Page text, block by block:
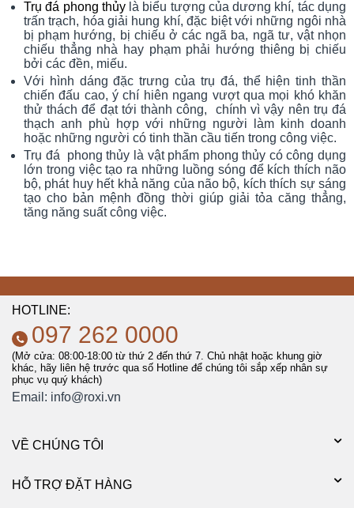
Trụ đá phong thủylà biểu tượng của dương khí, tác dụng
trấn trạch, hóa giải hung khí, đặc biệt với những ngôi nhà
bị phạm hướng, bị chiếu ở các ngã ba, ngã tư, vật nhọn
chiếu thẳng nhà hay phạm phải hướng thiêng bị chiếu
bởi các đền, miếu.
Với hình dáng đặc trưng của trụ đá, thể hiện tinh thần
chiến đấu cao, ý chí hiên ngang vượt qua mọi khó khăn
thử thách để đạt tới thành công, chính vì vậy nên trụ đá
thạch anh phù hợp với những người làm kinh doanh
hoặc những người có tinh thần cầu tiến trong công việc.
Trụ đá phong thủy là vật phẩm phong thủy có công dụng
lớn trong việc tạo ra những luồng sóng để kích thích não
bộ, phát huy hết khả năng của não bộ, kích thích sự sáng
tạo cho bản mệnh đồng thời giúp giải tỏa căng thẳng,
tăng năng suất công việc.
HOTLINE:
097 262 0000
(Mở cửa: 08:00-18:00 từ thứ 2 đến thứ 7. Chủ nhật hoặc khung giờ
khác, hãy liên hệ trước qua số Hotline để chúng tôi sắp xếp nhân sự
phục vụ quý khách)
Email: info@roxi.vn
VỀ CHÚNG TÔI
HỖ TRỢ ĐẶT HÀNG